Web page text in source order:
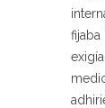
fijaba